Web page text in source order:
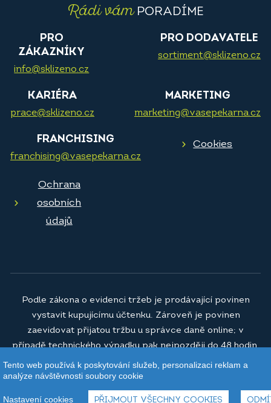
Rádi vámPORADÍME
PRO
ZÁKAZNÍKY
info@sklizeno.cz
PRO DODAVATELE
sortiment@sklizeno.cz
KARIÉRA
prace@sklizeno.cz
MARKETING
marketing@vasepekarna.cz
FRANCHISING
franchising@vasepekarna.cz
Cookies
Ochrana
osobních
údajů
© 2026Vaše pekárna a.s.
Podle zákona o evidenci tržeb je prodávající povinen
vystavit kupujícímu účtenku. Zároveň je povinen
zaevidovat přijatou tržbu u správce daně online; v
případě technického výpadku pak nejpozději do 48 hodin.
Tento web používá k poskytování služeb, personalizaci reklam a
analýze návštěvnosti soubory cookie
Nastavení cookies PŘIJMOUT VŠECHNY COOKIES